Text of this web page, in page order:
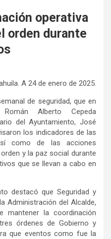
operativa
orden durante
A 24de enero de 2025.
de seguridad, que en
Román Alberto Cepeda
del Ayuntamiento, José
los indicadores de las
como de las acciones
y la paz social durante
que se llevan a cabo en
destacó que Seguridad y
la Administración del Alcalde,
mantener la coordinación
órdenes de Gobierno y
que eventos como fue la